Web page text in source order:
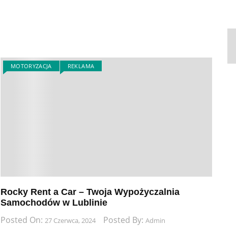
MOTORYZACJA REKLAMA
Rocky Rent a Car – Twoja Wypożyczalnia
Samochodów w Lublinie
Posted On: 27 Czerwca, 2024 Posted By: Admin